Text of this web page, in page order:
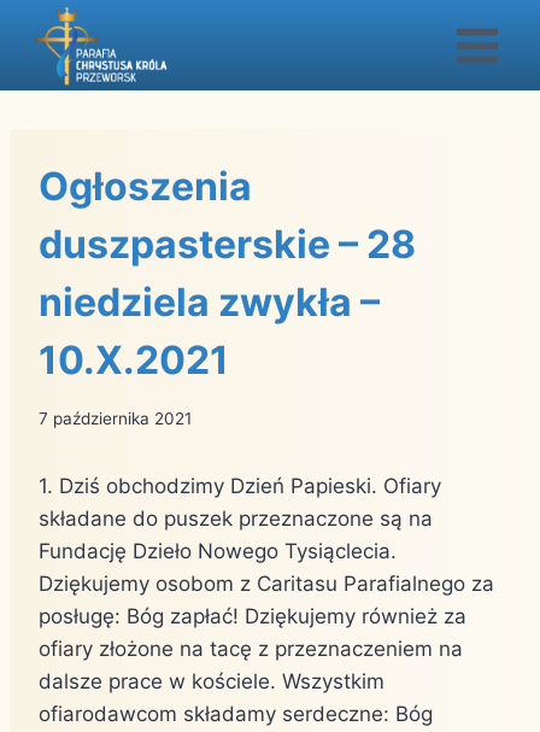
Przejdź
Ogłoszenia
duszpasterskie – 28
niedziela zwykła –
10.X.2021
7 października 2021
1. Dziś obchodzimy Dzień Papieski. Ofiary
składane do puszek przeznaczone są na
Fundację Dzieło Nowego Tysiąclecia.
Dziękujemy osobom z Caritasu Parafialnego za
posługę: Bóg zapłać! Dziękujemy również za
ofiary złożone na tacę z przeznaczeniem na
dalsze prace w kościele. Wszystkim
ofiarodawcom składamy serdeczne: Bóg